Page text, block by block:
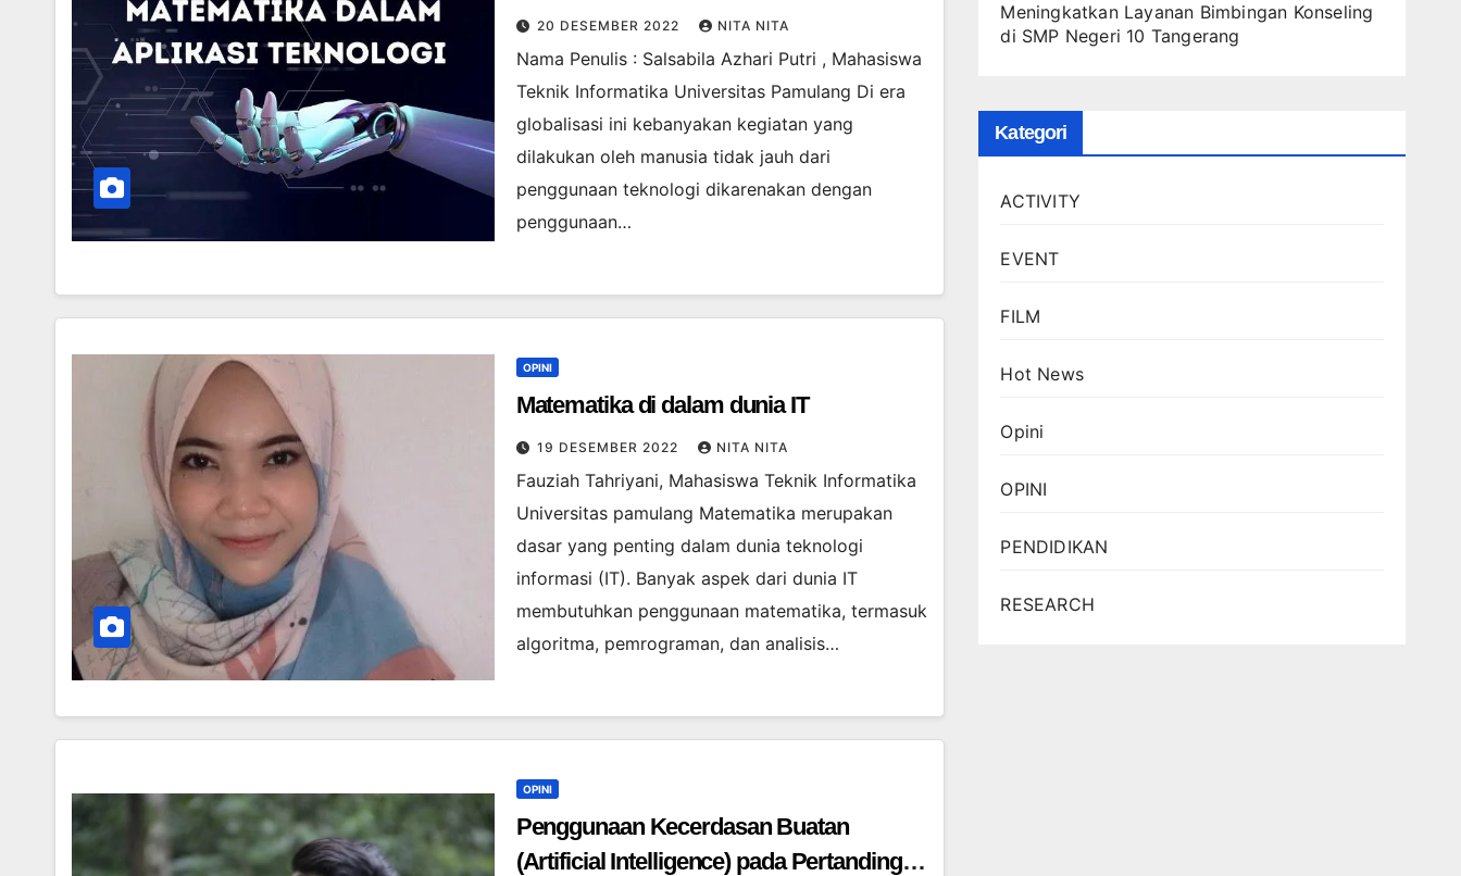
20 DESEMBER 2022 NITA NITA
Nama Penulis : Salsabila Azhari Putri , Mahasiswa
Teknik Informatika Universitas Pamulang Di era
globalisasi ini kebanyakan kegiatan yang
dilakukan oleh manusia tidak jauh dari
penggunaan teknologi dikarenakan dengan
penggunaan…
OPINI
Matematika di dalam dunia IT
19 DESEMBER 2022 NITA NITA
Fauziah Tahriyani, Mahasiswa Teknik Informatika
Universitas pamulang Matematika merupakan
dasar yang penting dalam dunia teknologi
informasi (IT). Banyak aspek dari dunia IT
membutuhkan penggunaan matematika, termasuk
algoritma, pemrograman, dan analisis…
OPINI
Penggunaan Kecerdasan Buatan
(Artificial Intelligence) pada Pertandingan
Meningkatkan Layanan Bimbingan Konseling
di SMP Negeri 10 Tangerang
Kategori
ACTIVITY
EVENT
FILM
Hot News
Opini
OPINI
PENDIDIKAN
RESEARCH